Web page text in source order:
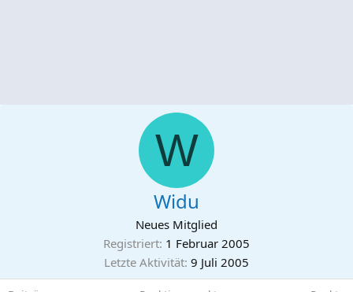
W
Widu
Neues Mitglied
Registriert 1 Februar 2005
Letzte Aktivität 9 Juli 2005